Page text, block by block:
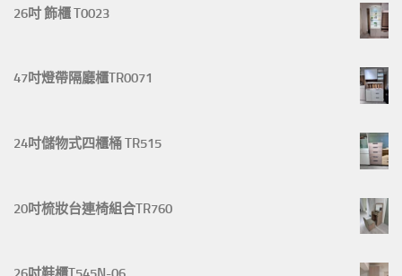
26吋 飾櫃 T0023
47吋燈帶隔廳櫃TR0071
24吋儲物式四櫃桶 TR515
20吋梳妝台連椅組合TR760